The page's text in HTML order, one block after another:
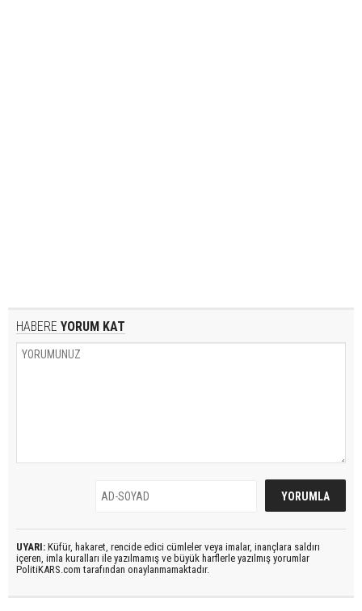
HABERE YORUM KAT
UYARI: Küfür, hakaret, rencide edici cümleler veya imalar, inançlara saldırı
içeren, imla kuralları ile yazılmamış ve büyük harflerle yazılmış yorumlar
PolitiKARS.com tarafından onaylanmamaktadır.